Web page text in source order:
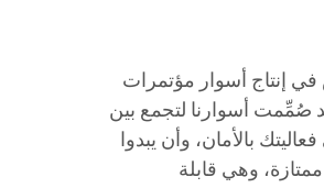
إنتاج أسوار مؤتمرات
صُمِّمت أسوارنا لتجمع بين
بالأمان، وأن يبدوا
وهي قابلة